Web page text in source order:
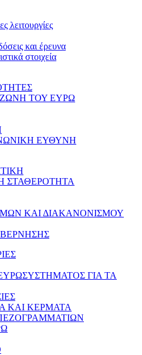
λειτουργίες
και έρευνα
στοιχεία
ΤΟΥ ΕΥΡΩ
ΕΥΘΥΝΗ
ΣΤΑΘΕΡΟΤΗΤΑ
ΚΑΙ ΔΙΑΚΑΝΟΝΙΣΜΟΥ
ΓΙΑ ΤΑ
ΚΑΙ ΚΕΡΜΑΤΑ